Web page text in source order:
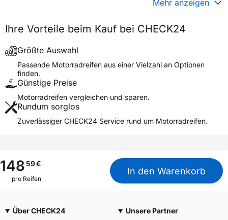
Fahrzeugtyp
Motorrad
Verwendung
Modellname
KAROO STREET REAR
Reifenposition
Motorradtyp
Adventure
Weitere Eigenschaften
M+S
Nein
Motorrad Kennzeichnung
M/C
Allgemeine Produktsicherheit (GPSR)
Mehr anzeigen
Ihre Vorteile beim Kauf bei CHECK24
Größte Auswahl
Passende Motorradreifen aus einer Vielzahl an Optionen
finden.
Günstige Preise
Motorradreifen vergleichen und sparen.
Rundum sorglos
Zuverlässiger CHECK24 Service rund um Motorradreifen.
14859€
pro Reifen
In den Warenkorb
Über CHECK24
Unsere Partner